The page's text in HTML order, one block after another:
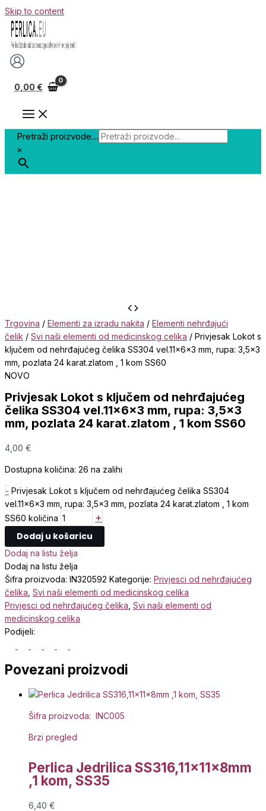
Skip to content
0,00 €
Pretraži proizvode...
×
Trgovina / Elementi za izradu nakita / Elementi nehrđajući
čelik / Svi naši elementi od medicinskog celika / Privjesak Lokot s
ključem od nehrđajućeg čelika SS304 vel.11x6x3 mm, rupa: 3,5×3
mm, pozlata 24 karat.zlatom , 1 kom SS60
NOVO
Privjesak Lokot s ključem od nehrđajućeg
čelika SS304 vel.11x6x3 mm, rupa: 3,5×3
mm, pozlata 24 karat.zlatom , 1 kom SS60
4,00 €
Dostupna količina: 26 na zalihi
- Privjesak Lokot s ključem od nehrđajućeg čelika SS304
vel.11x6x3 mm, rupa: 3,5x3 mm, pozlata 24 karat.zlatom , 1 kom
SS60 količina
+
Dodaj u košaricu
Dodaj na listu želja
Dodaj na listu želja
Šifra proizvoda: IN320592 Kategorije: Privjesci od nehrđajućeg
čelika Svi naši elementi od medicinskog celika
Privjesci od nehrđajućeg čelika Svi naši elementi od
medicinskog celika
Podijeli:
Povezani proizvodi
Šifra proizvoda: INC005
Brzi pregled
Perlica Jedrilica SS316,11x11x8mm
,1 kom, SS35
6,40 €